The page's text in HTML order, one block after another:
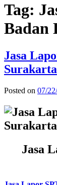
Tag:
Badan
Jasa
Surakarta
Posted on 07/
Jasa